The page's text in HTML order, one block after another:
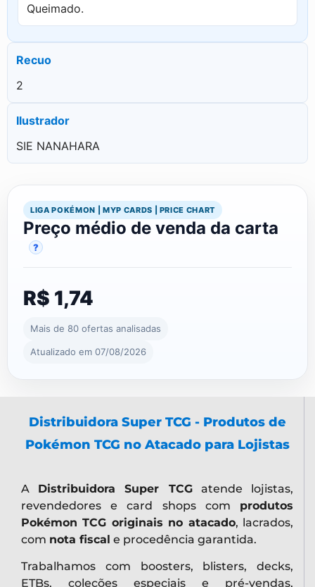
Queimado.
Recuo
2
Ilustrador
SIE NANAHARA
LIGA POKÉMON | MYP CARDS | PRICE CHART
Preço médio de venda da carta
?
R$ 1,74
Mais de 80 ofertas analisadas
Atualizado em 07/08/2026
Distribuidora Super TCG - Produtos de
Pokémon TCG no Atacado para Lojistas
A Distribuidora Super TCGatende lojistas,
revendedores e card shops com produtos
Pokémon TCG originais no atacado, lacrados,
com nota fiscal e procedência garantida.
Trabalhamos com boosters, blisters, decks,
ETBs, coleções especiais e pré-vendas,